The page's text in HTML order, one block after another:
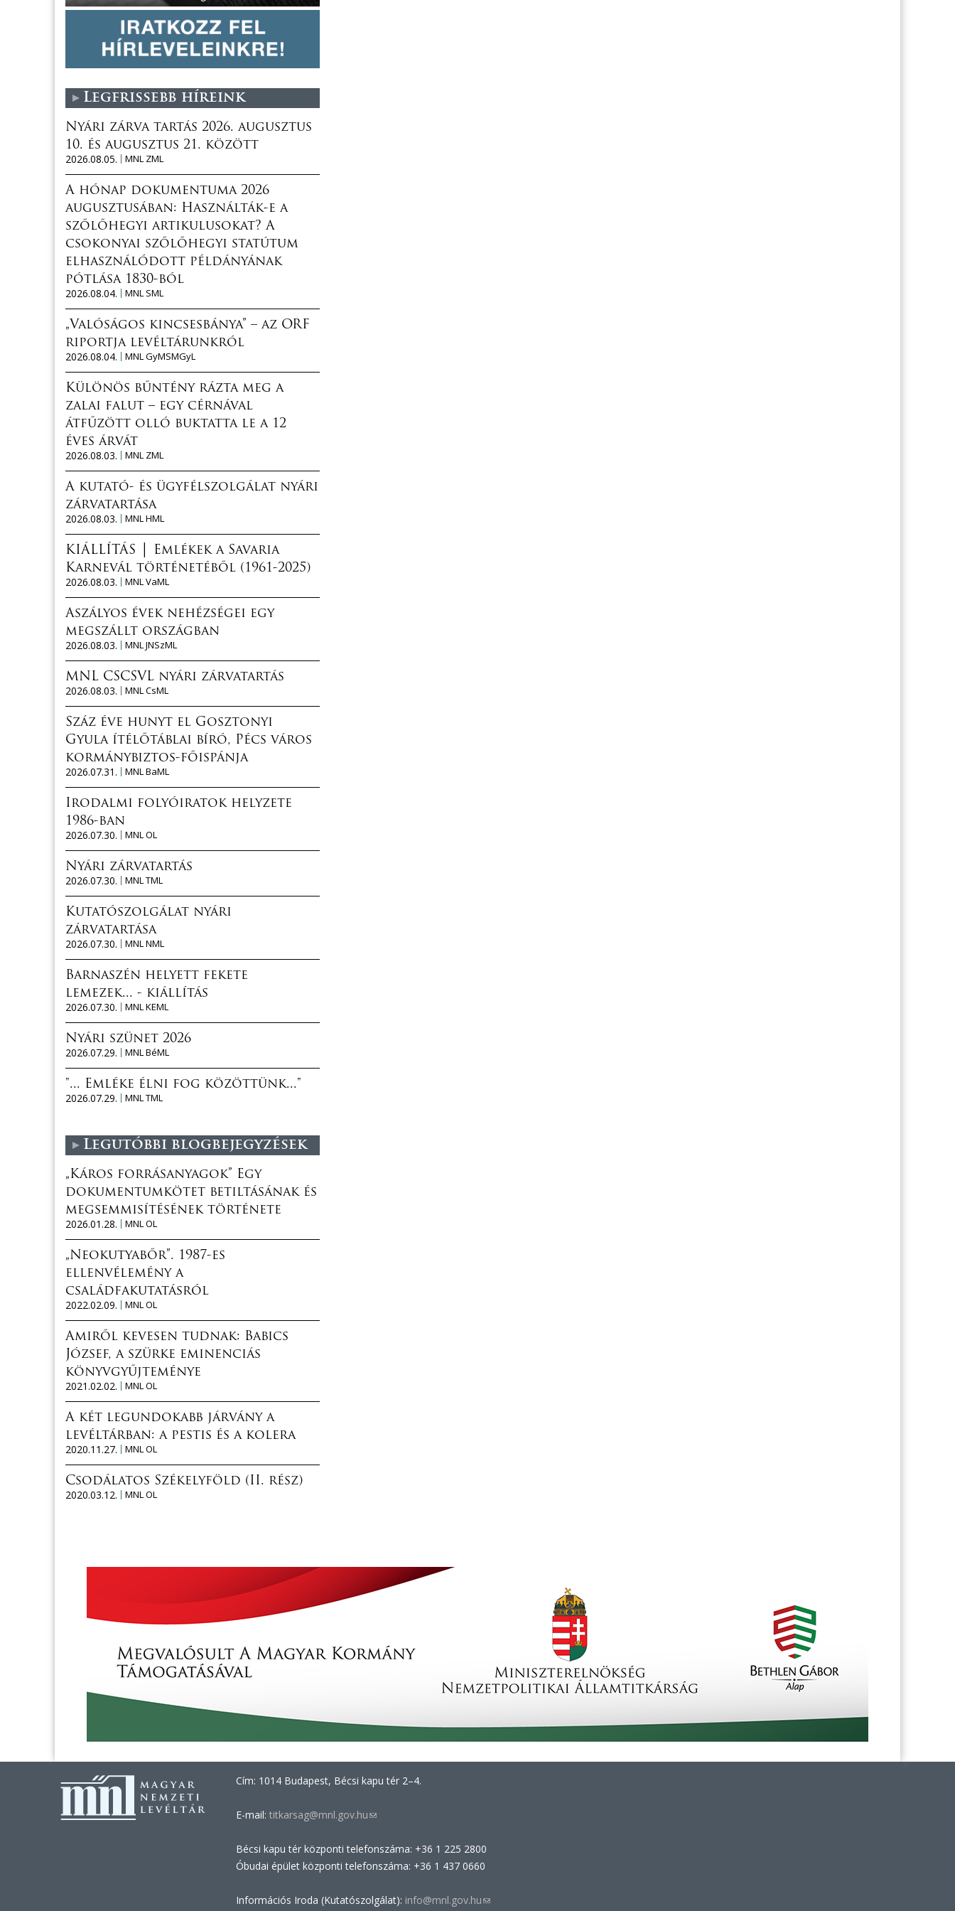
Legfrissebb híreink
Nyári zárva tartás 2026. augusztus
10. és augusztus 21. között
2026.08.05.
MNL ZML
A hónap dokumentuma 2026
augusztusában: Használták-e a
szőlőhegyi artikulusokat? A
csokonyai szőlőhegyi statútum
elhasználódott példányának
pótlása 1830-ból
2026.08.04.
MNL SML
„Valóságos kincsesbánya” – az ORF
riportja levéltárunkról
2026.08.04.
MNL GyMSMGyL
Különös bűntény rázta meg a
zalai falut – egy cérnával
átfűzött olló buktatta le a 12
éves árvát
2026.08.03.
MNL ZML
A kutató- és ügyfélszolgálat nyári
zárvatartása
2026.08.03.
MNL HML
KIÁLLÍTÁS │ Emlékek a Savaria
Karnevál történetéből (1961-2025)
2026.08.03.
MNL VaML
Aszályos évek nehézségei egy
megszállt országban
2026.08.03.
MNL JNSzML
MNL CSCSVL nyári zárvatartás
2026.08.03.
MNL CsML
Száz éve hunyt el Gosztonyi
Gyula ítélőtáblai bíró, Pécs város
kormánybiztos-főispánja
2026.07.31.
MNL BaML
Irodalmi folyóiratok helyzete
1986-ban
2026.07.30.
MNL OL
Nyári zárvatartás
2026.07.30.
MNL TML
Kutatószolgálat nyári
zárvatartása
2026.07.30.
MNL NML
Barnaszén helyett fekete
lemezek... - kiállítás
2026.07.30.
MNL KEML
Nyári szünet 2026
2026.07.29.
MNL BéML
"... Emléke élni fog közöttünk..."
2026.07.29.
MNL TML
Legutóbbi blogbejegyzések
„Káros forrásanyagok” Egy
dokumentumkötet betiltásának és
megsemmisítésének története
2026.01.28.
MNL OL
„Neokutyabőr”. 1987-es
ellenvélemény a
családfakutatásról
2022.02.09.
MNL OL
Amiről kevesen tudnak: Babics
József, a szürke eminenciás
könyvgyűjteménye
2021.02.02.
MNL OL
A két legundokabb járvány a
levéltárban: a pestis és a kolera
2020.11.27.
MNL OL
Csodálatos Székelyföld (II. rész)
2020.03.12.
MNL OL
Cím: 1014 Budapest, Bécsi kapu tér 2–4.
E-mail: titkarsag@mnl.gov.hu(link
e-
mail)
Bécsi kapu tér központi telefonszáma: +36 1 225 2800
Óbudai épület központi telefonszáma: +36 1 437 0660
Információs Iroda (Kutatószolgálat): info@mnl.gov.hu(link